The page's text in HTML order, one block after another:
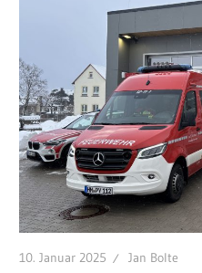
10. Januar 2025 Jan Bolte